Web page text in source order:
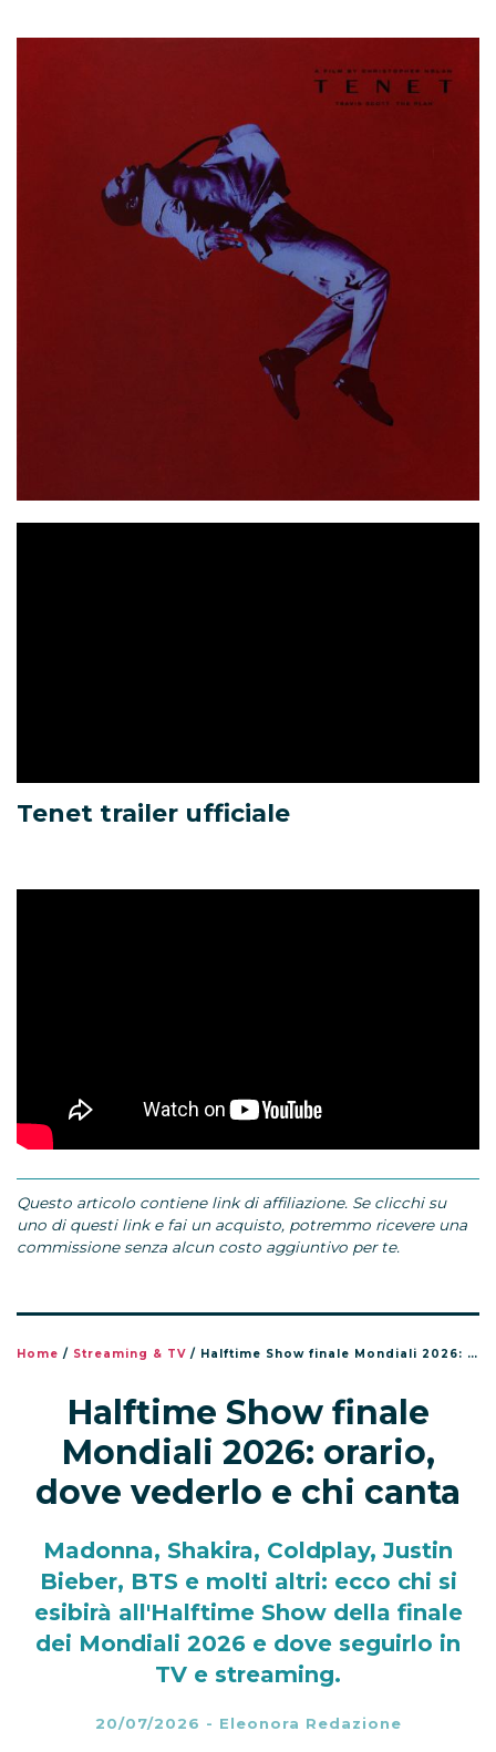
Tenet trailer ufficiale
Questo articolo contiene link di affiliazione. Se clicchi su
uno di questi link e fai un acquisto, potremmo ricevere una
commissione senza alcun costo aggiuntivo per te.
Home / Streaming & TV / Halftime Show finale Mondiali 2026: orario, dove vederlo e chi canta
Halftime Show finale
Mondiali 2026: orario,
dove vederlo e chi canta
Madonna, Shakira, Coldplay, Justin
Bieber, BTS e molti altri: ecco chi si
esibirà all'Halftime Show della finale
dei Mondiali 2026 e dove seguirlo in
TV e streaming.
20/07/2026 - Eleonora Redazione